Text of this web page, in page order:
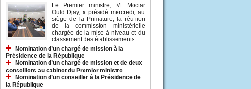
Le Premier ministre, M. Moctar
Ould Djay, a présidé mercredi, au
siège de la Primature, la réunion
de la commission ministérielle
chargée de la mise à niveau et du
classement des établissements...
Nomination d’un chargé de mission à la
Présidence de la République
Nomination d’un chargé de mission et de deux
conseillers au cabinet du Premier ministre
Nomination d’un conseiller à la Présidence de
la République